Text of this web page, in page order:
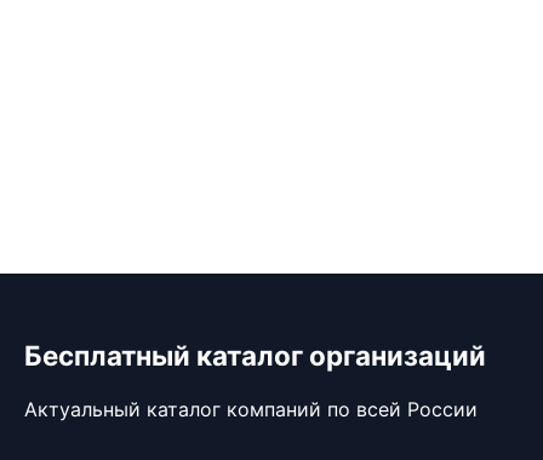
Бесплатный каталог организаций
Актуальный каталог компаний по всей России